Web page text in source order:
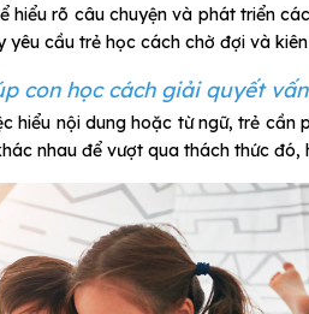
hiểu rõ câu chuyện và phát triển
yêu cầu trẻ học cách chờ đợi và
con học cách giải quyết
hiểu nội dung hoặc từ ngữ, trẻ
nhau để vượt qua thách thức đó,